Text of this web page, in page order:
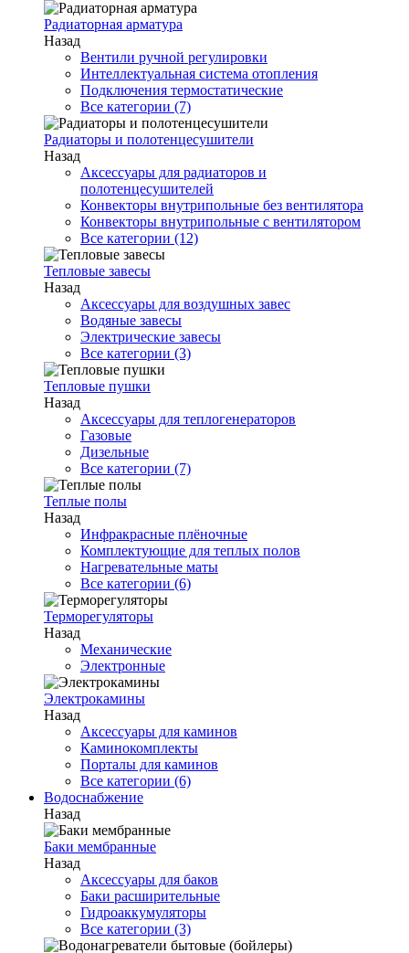
Радиаторная арматура
Назад
Вентили ручной регулировки
Интеллектуальная система отопления
Подключения термостатические
Все категории (7)
Радиаторы и полотенцесушители
Назад
Аксессуары для радиаторов и
полотенцесушителей
Конвекторы внутрипольные без вентилятора
Конвекторы внутрипольные с вентилятором
Все категории (12)
Тепловые завесы
Назад
Аксессуары для воздушных завес
Водяные завесы
Электрические завесы
Все категории (3)
Тепловые пушки
Назад
Аксессуары для теплогенераторов
Газовые
Дизельные
Все категории (7)
Теплые полы
Назад
Инфракрасные плёночные
Комплектующие для теплых полов
Нагревательные маты
Все категории (6)
Терморегуляторы
Назад
Механические
Электронные
Электрокамины
Назад
Аксессуары для каминов
Каминокомплекты
Порталы для каминов
Все категории (6)
Водоснабжение
Назад
Баки мембранные
Назад
Аксессуары для баков
Баки расширительные
Гидроаккумуляторы
Все категории (3)